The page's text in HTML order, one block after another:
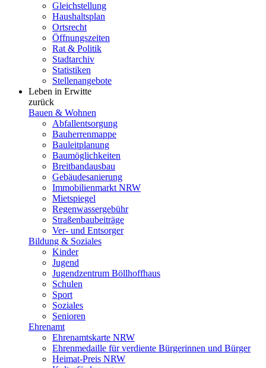
Gleichstellung
Haushaltsplan
Ortsrecht
Öffnungszeiten
Rat & Politik
Stadtarchiv
Statistiken
Stellenangebote
Leben in Erwitte
zurück
Bauen & Wohnen
Abfallentsorgung
Bauherrenmappe
Bauleitplanung
Baumöglichkeiten
Breitbandausbau
Gebäudesanierung
Immobilienmarkt NRW
Mietspiegel
Regenwassergebühr
Straßenbaubeiträge
Ver- und Entsorger
Bildung & Soziales
Kinder
Jugend
Jugendzentrum Böllhoffhaus
Schulen
Sport
Soziales
Senioren
Ehrenamt
Ehrenamtskarte NRW
Ehrenmedaille für verdiente Bürgerinnen und Bürger
Heimat-Preis NRW